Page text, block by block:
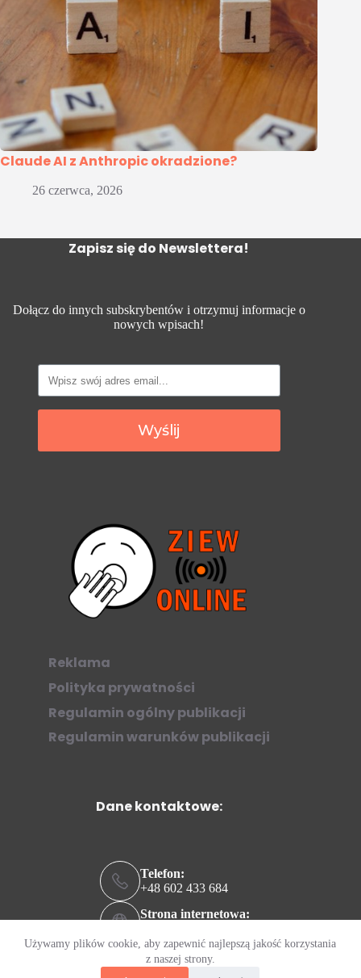
Używamy plików cookie, aby zapewnić najlepszą jakość korzystania
z naszej strony.
Claude AI z Anthropic okradzione?
26 czerwca, 2026
Zapisz się do Newslettera!
Dołącz do innych subskrybentów i otrzymuj informacje o
nowych wpisach!
Wyślij
Reklama
Polityka prywatności
Regulamin ogólny publikacji
Regulamin warunków publikacji
Dane kontaktowe:
Telefon:
+48 602 433 684
Strona internetowa:
Adres e-mail:
kontakt@ziew.online